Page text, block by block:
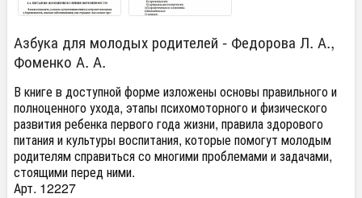
Азбука для молодых родителей - Федорова Л. А.,
Фоменко А. А.
В книге в доступной форме изложены основы правильного и
полноценного ухода, этапы психомоторного и физического
развития ребенка первого года жизни, правила здорового
питания и культуры воспитания, которые помогут молодым
родителям справиться со многими проблемами и задачами,
стоящими перед ними.
Арт. 12227